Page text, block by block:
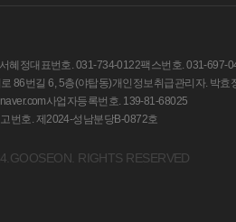
혜정대표번호. 031-734-0122팩스번호. 031-697-
86번길 6, 5층(야탑동)개인정보취급관리자. 박효
사업자등록번호. 139-81-68025
번호. 제2024-성남분당B-0872호
RIGHTS RESERVED